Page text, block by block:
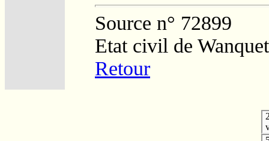
Source n° 72899
Etat civil de
Retour